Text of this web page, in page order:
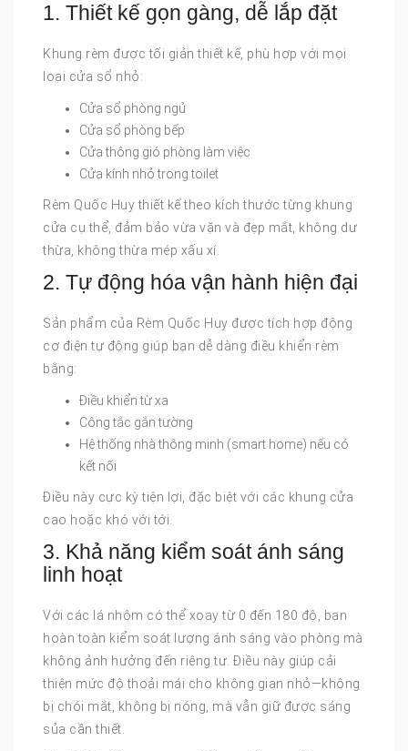
1. Thiết kế gọn gàng, dễ lắp đặt
Khung rèm được tối giản thiết kế, phù hợp với mọi
loại cửa sổ nhỏ:
Cửa sổ phòng ngủ
Cửa sổ phòng bếp
Cửa thông gió phòng làm việc
Cửa kính nhỏ trong toilet
Rèm Quốc Huy thiết kế theo kích thước từng khung
cửa cụ thể, đảm bảo vừa vặn và đẹp mắt, không dư
thừa, không thừa mép xấu xí.
2. Tự động hóa vận hành hiện đại
Sản phẩm của Rèm Quốc Huy được tích hợp động
cơ điện tự động giúp bạn dễ dàng điều khiển rèm
bằng:
Điều khiển từ xa
Công tắc gắn tường
Hệ thống nhà thông minh (smart home) nếu có
kết nối
Điều này cực kỳ tiện lợi, đặc biệt với các khung cửa
cao hoặc khó với tới.
3. Khả năng kiểm soát ánh sáng
linh hoạt
Với các lá nhôm có thể xoay từ 0 đến 180 độ, bạn
hoàn toàn kiểm soát lượng ánh sáng vào phòng mà
không ảnh hưởng đến riêng tư. Điều này giúp cải
thiện mức độ thoải mái cho không gian nhỏ—không
bị chói mắt, không bị nóng, mà vẫn giữ được sáng
sủa cần thiết.